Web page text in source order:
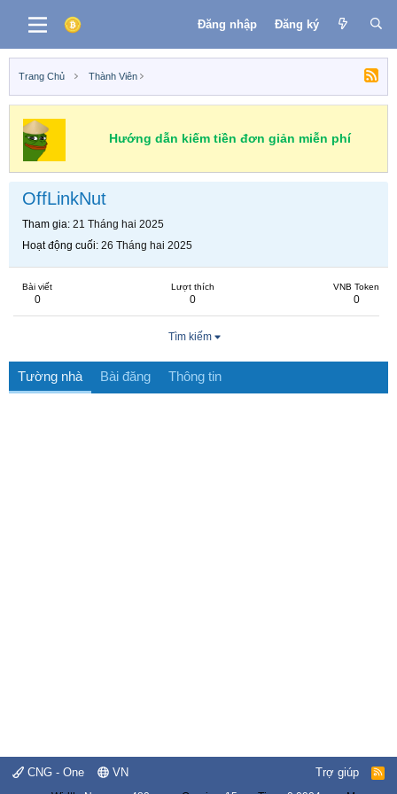
Đăng nhập Đăng ký
Trang Chủ Thành Viên
Hướng dẫn kiếm tiền đơn giản miễn phí
OffLinkNut
Tham gia 21 Tháng hai 2025
Hoạt động cuối 26 Tháng hai 2025
Bài viết
0
Lượt thích
0
VNB Token
0
Tìm kiếm
Tường nhà Bài đăng Thông tin
CNG - One VN Trợ giúp
R